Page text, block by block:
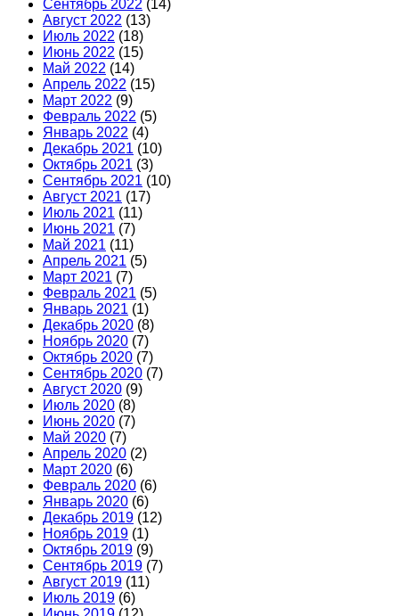
Сентябрь 2022 (14)
Август 2022 (13)
Июль 2022 (18)
Июнь 2022 (15)
Май 2022 (14)
Апрель 2022 (15)
Март 2022 (9)
Февраль 2022 (5)
Январь 2022 (4)
Декабрь 2021 (10)
Октябрь 2021 (3)
Сентябрь 2021 (10)
Август 2021 (17)
Июль 2021 (11)
Июнь 2021 (7)
Май 2021 (11)
Апрель 2021 (5)
Март 2021 (7)
Февраль 2021 (5)
Январь 2021 (1)
Декабрь 2020 (8)
Ноябрь 2020 (7)
Октябрь 2020 (7)
Сентябрь 2020 (7)
Август 2020 (9)
Июль 2020 (8)
Июнь 2020 (7)
Май 2020 (7)
Апрель 2020 (2)
Март 2020 (6)
Февраль 2020 (6)
Январь 2020 (6)
Декабрь 2019 (12)
Ноябрь 2019 (1)
Октябрь 2019 (9)
Сентябрь 2019 (7)
Август 2019 (11)
Июль 2019 (6)